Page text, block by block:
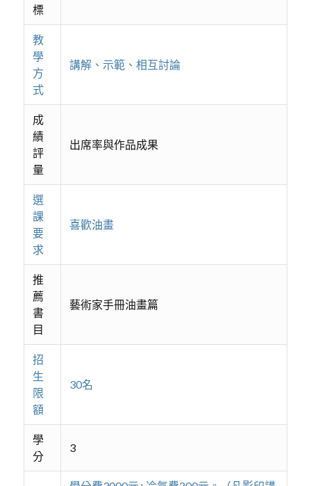
標
教
學
方
式
講解、示範、相互討論
成
績
評
量
出席率與作品成果
選
課
要
求
喜歡油畫
推
薦
書
目
藝術家手冊油畫篇
招
生
限
額
30名
學
分
3